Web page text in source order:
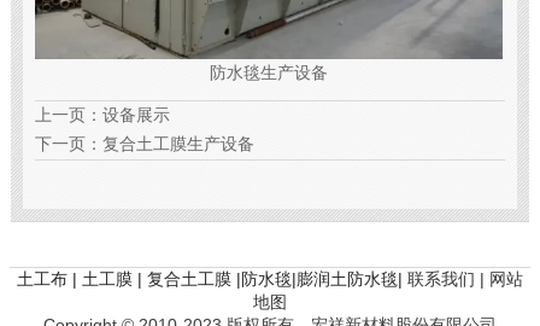
防水毯生产设备
上一页： 设备展示
下一页： 复合土工膜生产设备
土工布 | 土工膜 | 复合土工膜 |防水毯|膨润土防水毯| 联系我们 | 网站
地图